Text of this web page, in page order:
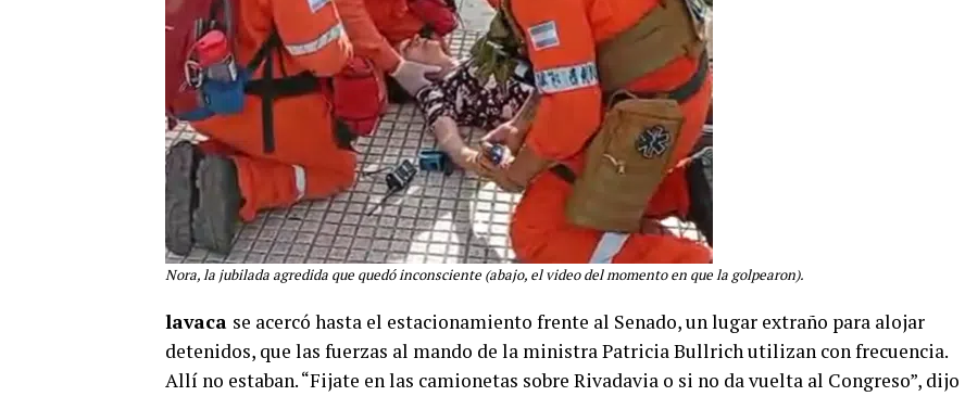
Nora, la jubilada agredida que quedó inconsciente (abajo, el video del momento en que la golpearon).
lavaca se acercó hasta el estacionamiento frente al Senado, un lugar extraño para alojar
detenidos, que las fuerzas al mando de la ministra Patricia Bullrich utilizan con frecuencia.
Allí no estaban. “Fijate en las camionetas sobre Rivadavia o si no da vuelta al Congreso”, dijo